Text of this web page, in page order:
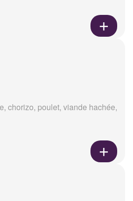
chorizo, poulet, viande hachée,